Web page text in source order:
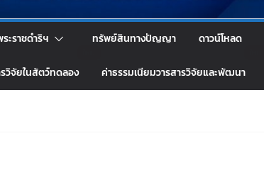
ะราชดำริฯ ทรัพย์สินทางปัญญา ดาวน์โหลด
วิจัยในสัตว์ทดลอง ค่าธรรมเนียมวารสารวิจัยและพัฒนา